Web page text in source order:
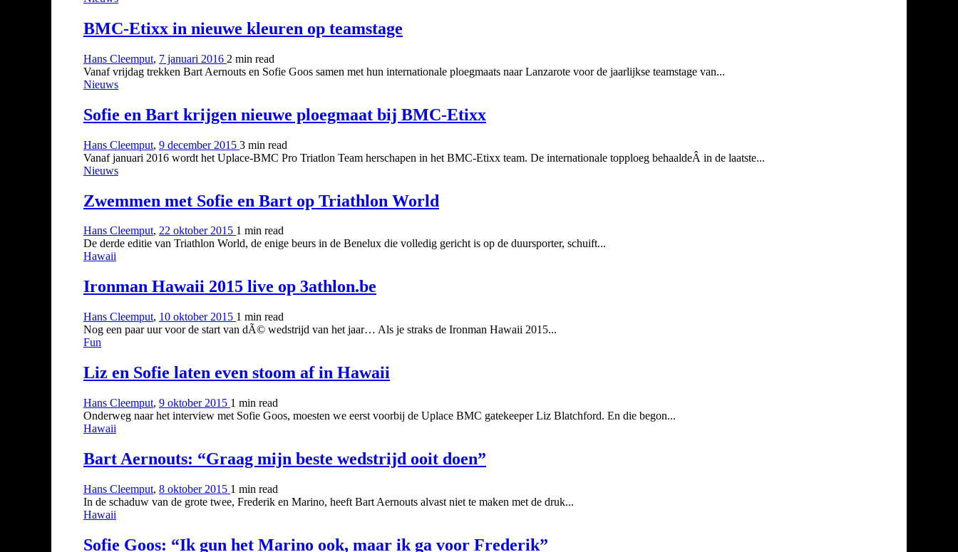
BMC-Etixx in nieuwe kleuren op teamstage
Hans Cleemput, 7 januari 2016 2 min read
Vanaf vrijdag trekken Bart Aernouts en Sofie Goos samen met hun internationale ploegmaats naar Lanzarote voor de jaarlijkse teamstage van...
Nieuws
Sofie en Bart krijgen nieuwe ploegmaat bij BMC-Etixx
Hans Cleemput, 9 december 2015 3 min read
Vanaf januari 2016 wordt het Uplace-BMC Pro Triatlon Team herschapen in het BMC-Etixx team. De internationale topploeg behaaldeÂ in de laatste...
Nieuws
Zwemmen met Sofie en Bart op Triathlon World
Hans Cleemput, 22 oktober 2015 1 min read
De derde editie van Triathlon World, de enige beurs in de Benelux die volledig gericht is op de duursporter, schuift...
Hawaii
Ironman Hawaii 2015 live op 3athlon.be
Hans Cleemput, 10 oktober 2015 1 min read
Nog een paar uur voor de start van dÃ© wedstrijd van het jaar… Als je straks de Ironman Hawaii 2015...
Fun
Liz en Sofie laten even stoom af in Hawaii
Hans Cleemput, 9 oktober 2015 1 min read
Onderweg naar het interview met Sofie Goos, moesten we eerst voorbij de Uplace BMC gatekeeper Liz Blatchford. En die begon...
Hawaii
Bart Aernouts: “Graag mijn beste wedstrijd ooit doen”
Hans Cleemput, 8 oktober 2015 1 min read
In de schaduw van de grote twee, Frederik en Marino, heeft Bart Aernouts alvast niet te maken met de druk...
Hawaii
Sofie Goos: “Ik gun het Marino ook, maar ik ga voor Frederik”